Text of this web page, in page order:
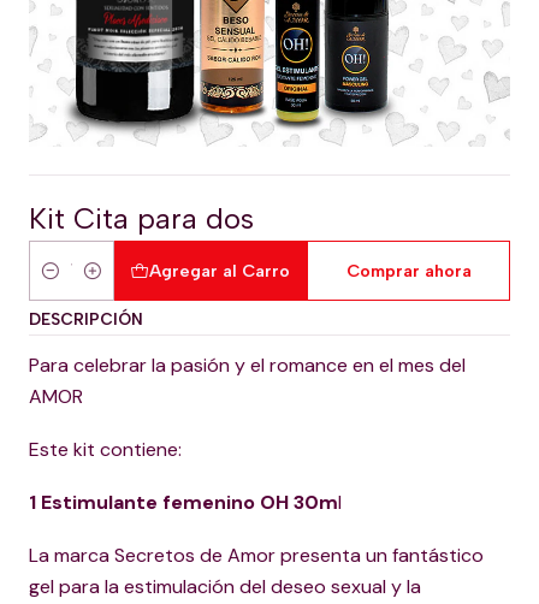
Kit Cita para dos
Cantidad
Agregar al Carro Comprar ahora
DESCRIPCIÓN
Para celebrar la pasión y el romance en el mes del
AMOR
Este kit contiene:
1 Estimulante femenino OH 30ml
La marca Secretos de Amor presenta un fantástico
gel para la estimulación del deseo sexual y la